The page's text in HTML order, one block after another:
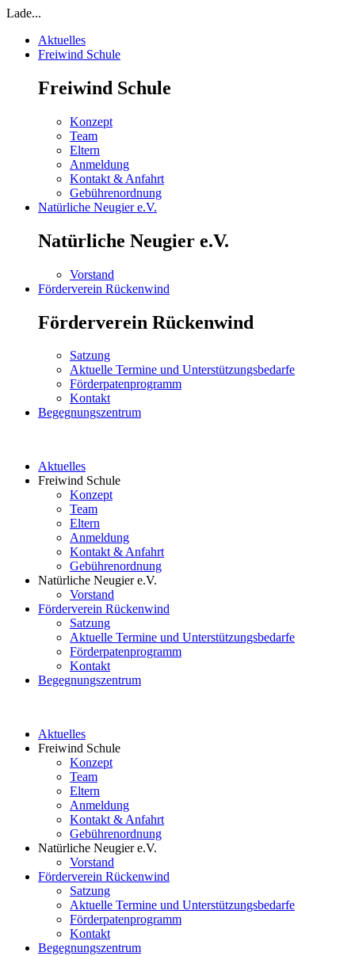
Lade...
Aktuelles
Freiwind Schule
Freiwind Schule
Konzept
Team
Eltern
Anmeldung
Kontakt & Anfahrt
Gebührenordnung
Natürliche Neugier e.V.
Natürliche Neugier e.V.
Vorstand
Förderverein Rückenwind
Förderverein Rückenwind
Satzung
Aktuelle Termine und Unterstützungsbedarfe
Förderpatenprogramm
Kontakt
Begegnungszentrum
Aktuelles
Freiwind Schule
Konzept
Team
Eltern
Anmeldung
Kontakt & Anfahrt
Gebührenordnung
Natürliche Neugier e.V.
Vorstand
Förderverein Rückenwind
Satzung
Aktuelle Termine und Unterstützungsbedarfe
Förderpatenprogramm
Kontakt
Begegnungszentrum
Aktuelles
Freiwind Schule
Konzept
Team
Eltern
Anmeldung
Kontakt & Anfahrt
Gebührenordnung
Natürliche Neugier e.V.
Vorstand
Förderverein Rückenwind
Satzung
Aktuelle Termine und Unterstützungsbedarfe
Förderpatenprogramm
Kontakt
Begegnungszentrum